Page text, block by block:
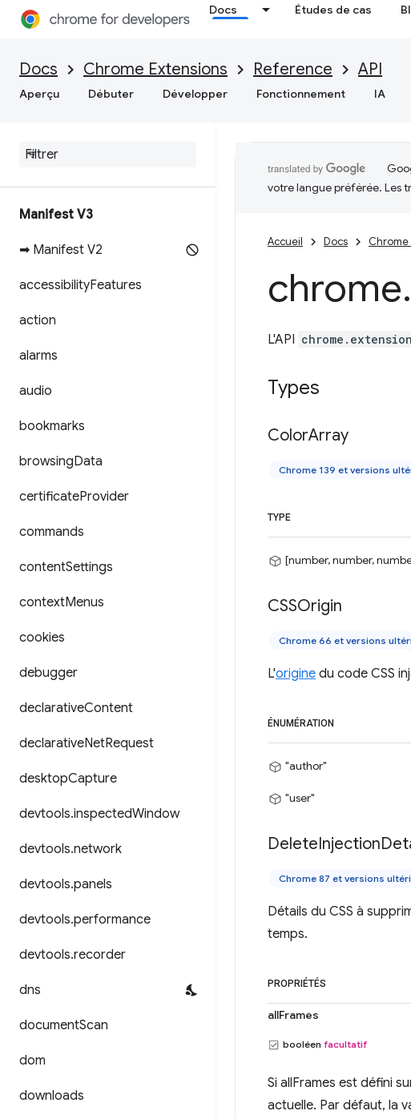
Docs Études de cas
Docs Chrome Extensions Reference API
Aperçu Débuter Développer Fonctionnement IA
Manifest V3
➡ Manifest V2
accessibilityFeatures
action
alarms
audio
bookmarks
browsingData
certificateProvider
commands
contentSettings
contextMenus
cookies
debugger
declarativeContent
declarativeNetRequest
desktopCapture
devtools.inspectedWindow
devtools.network
devtools.panels
devtools.performance
devtools.recorder
dns
documentScan
dom
downloads
votre langue préférée. Les
Accueil Docs Chrome
chrome.
L'API
Types
ColorArray
Chrome 139 et versions
TYPE
[number, number,
CSSOrigin
Chrome 66 et versions
L'origine du code CSS
ÉNUMÉRATION
"author"
"user"
DeleteInjection
Chrome 87 et versions
Détails du CSS à
temps.
PROPRIÉTÉS
allFrames
booléen facultatif
Si allFrames est défini
actuelle. Par défaut, la